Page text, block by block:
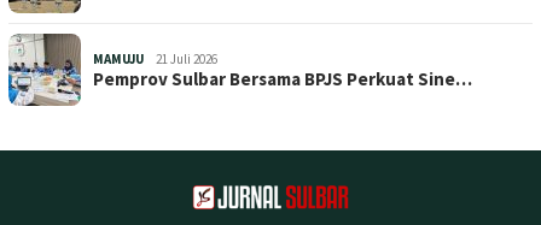
MAMUJU 21 Juli 2026
Pemprov Sulbar Bersama BPJS Perkuat Sine…